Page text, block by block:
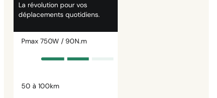
La révolution pour vos
déplacements quotidiens.
Pmax 750W / 90N.m
50 à 100km